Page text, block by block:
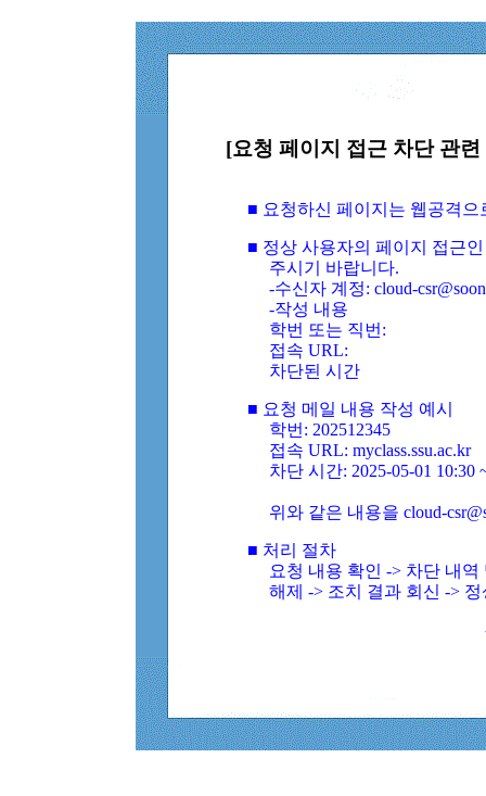
[요청 페이지 접근 차단 관
■ 요청하신 페이지는 웹공격
■ 정상 사용자의 페이지 접근
주시기 바랍니다.
-수신자 계정: cloud-
-작성 내용
학번 또는 직번:
접속 URL:
차단된 시간
■ 요청 메일 내용 작성 예시
학번: 202512345
접속 URL: myclass.ssu.ac.kr
차단 시간: 2025-05-01 10:30
위와 같은 내용을 cloud-
■ 처리 절차
요청 내용 확인 -> 차단 내
해제 -> 조치 결과 회신 ->